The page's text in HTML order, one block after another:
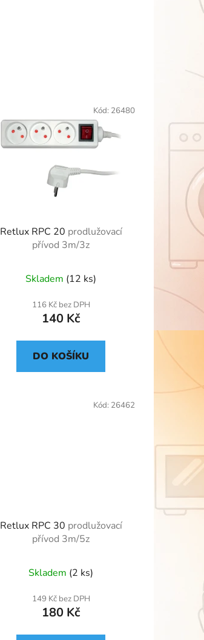
Retlux RPC 20 prodlužovací
přívod 3m/3z
Skladem (12 ks)
116 Kč bez DPH
140 Kč
DO KOŠÍKU
Kód: 26480
Retlux RPC 30 prodlužovací
přívod 3m/5z
Skladem (2 ks)
149 Kč bez DPH
180 Kč
Kód: 26462